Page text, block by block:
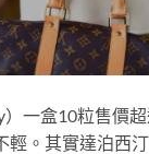
一盒10粒售價
輕。其實達泊西